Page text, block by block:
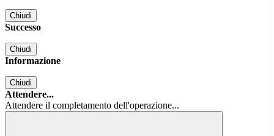
Chiudi
Successo
Chiudi
Informazione
Chiudi
Attendere...
Attendere il completamento dell'operazione...